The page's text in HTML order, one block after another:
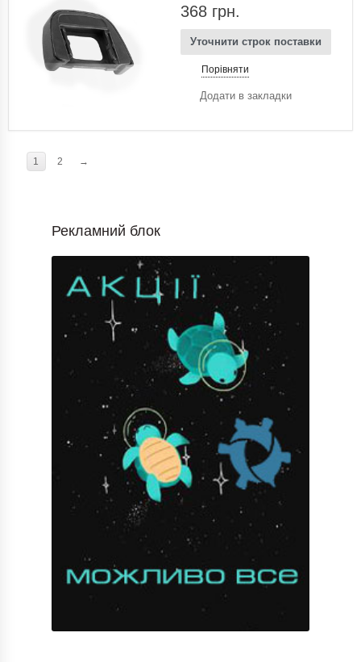
368 грн.
Уточнити строк поставки
Порівняти
Додати в закладки
1 2 →
Рекламний блок